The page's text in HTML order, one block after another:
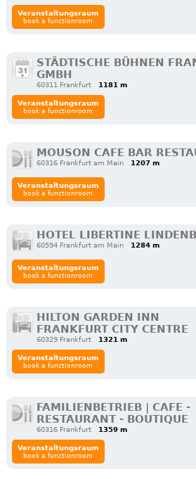
Veranstaltungsraum
book a functionroom
STÄDTISCHE BÜHNEN
GMBH
60311 Frankfurt 1181 m
Veranstaltungsraum
book a functionroom
MOUSON CAFE BAR
60316 Frankfurt am Main 1207 m
Veranstaltungsraum
book a functionroom
HOTEL LIBERTINE
60594 Frankfurt am Main 1284 m
Veranstaltungsraum
book a functionroom
HILTON GARDEN INN
FRANKFURT CITY CENTRE
60329 Frankfurt 1321 m
Veranstaltungsraum
book a functionroom
FAMILIENBETRIEB | CAFE -
RESTAURANT - BOUTIQUE
60316 Frankfurt 1359 m
Veranstaltungsraum
book a functionroom